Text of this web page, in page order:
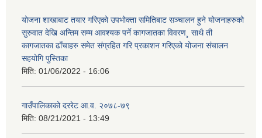
योजना शाखाबाट तयार गरिएको उपभोक्ता समितिबाट सञ्चालन हुने योजनाहरुको
सुरुवात देखि अन्तिम सम्म आवश्यक पर्ने कागजातका विवरण¸ साथै ती
कागजातका ढाँचाहरु समेत संग्रहित गरि प्रकाशन गरिएको योजना संचालन
सहयोगि पुस्तिका
मिति: 01/06/2022 - 16:06
गाउँपालिकाको दररेट आ.व. २०७८-७९
मिति: 08/21/2021 - 13:49